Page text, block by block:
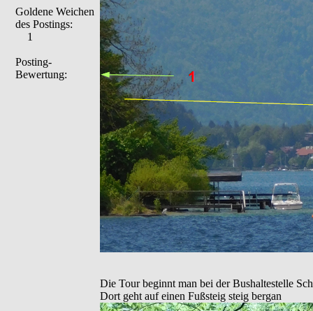
Goldene Weichen
des Postings:
1
Posting-
Bewertung:
Die Tour beginnt man bei der Bushaltestelle
Dort geht auf einen Fußsteig steig bergan